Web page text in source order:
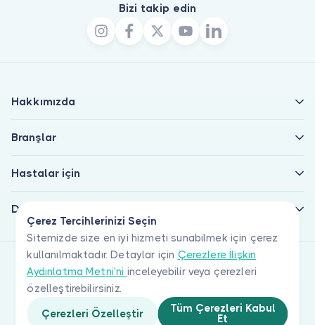
Çerez Tercihlerinizi Seçin
Sitemizde size en iyi hizmeti sunabilmek için çerez
kullanılmaktadır. Detaylar için Çerezlere İlişkin
Aydınlatma Metni'ni inceleyebilir veya çerezleri
özelleştirebilirsiniz.
Çerezleri Özelleştir
Tüm Çerezleri Kabul
Et
Bizi takip edin
Hakkımızda
Branşlar
Hastalar için
Doktorlar için